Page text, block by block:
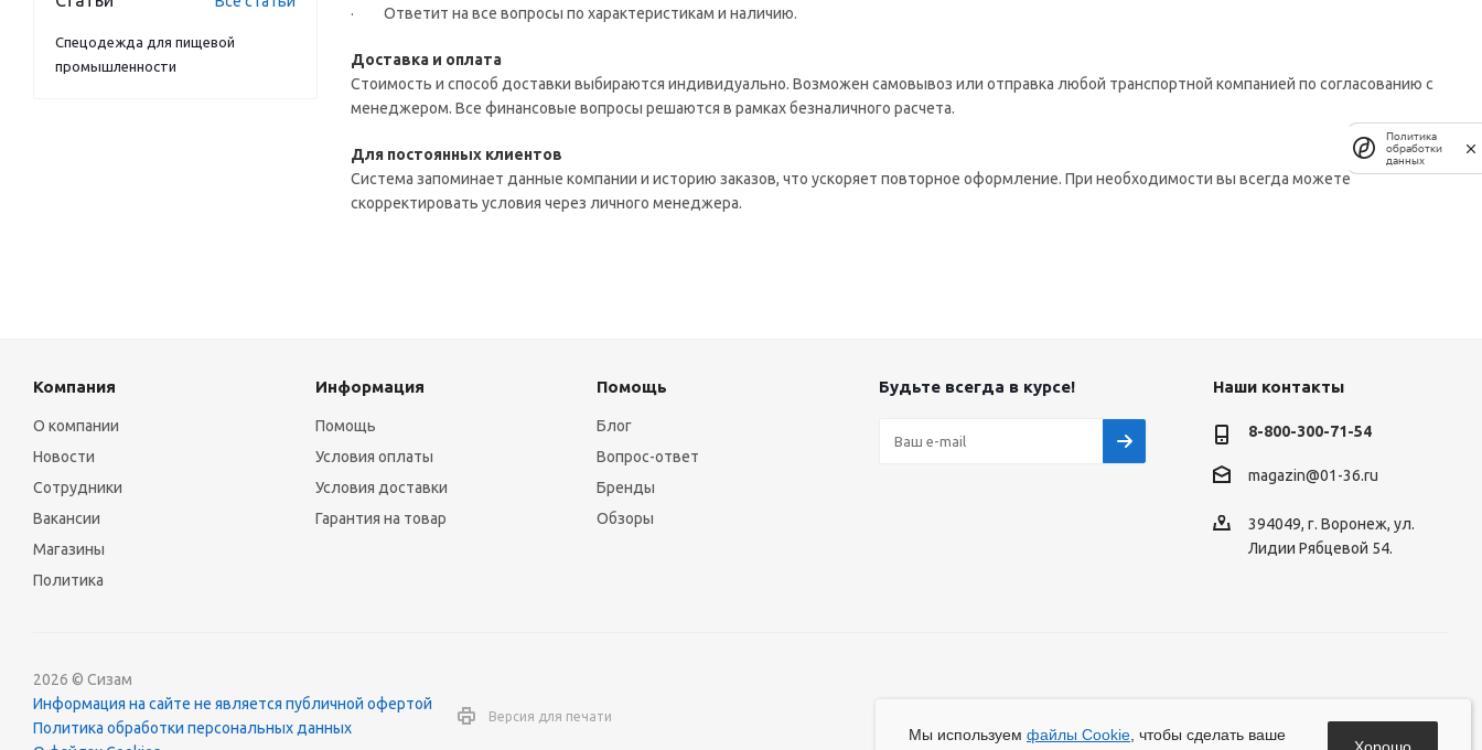
· Ответит на все вопросы по характеристикам и наличию.
Доставка и оплата
Стоимость и способ доставки выбираются индивидуально. Возможен самовывоз или отправка любой транспортной компанией по согласованию с
менеджером. Все финансовые вопросы решаются в рамках безналичного расчета.
Для постоянных клиентов
Система запоминает данные компании и историю заказов, что ускоряет повторное оформление. При необходимости вы всегда можете
скорректировать условия через личного менеджера.
Спецодежда для пищевой
промышленности
Компания
О компании
Новости
Сотрудники
Вакансии
Магазины
Политика
Информация
Помощь
Условия оплаты
Условия доставки
Гарантия на товар
Помощь
Блог
Вопрос-ответ
Бренды
Обзоры
Будьте всегда в курсе! Наши контакты
8-800-300-71-54
magazin@01-36.ru
394049, г. Воронеж, ул.
Лидии Рябцевой 54.
2026 © Сизам
Информация на сайте не является публичной офертой
Политика обработки персональных данных
Версия для печати
Мы используем файлы Cookie , чтобы сделать ваше
Политика
обработки
данных